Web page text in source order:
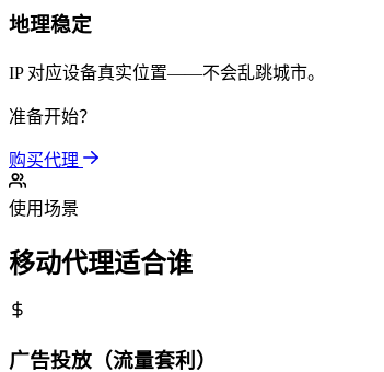
地理稳定
IP 对应设备真实位置——不会乱跳城市。
准备开始？
购买代理
使用场景
移动代理适合谁
广告投放（流量套利）